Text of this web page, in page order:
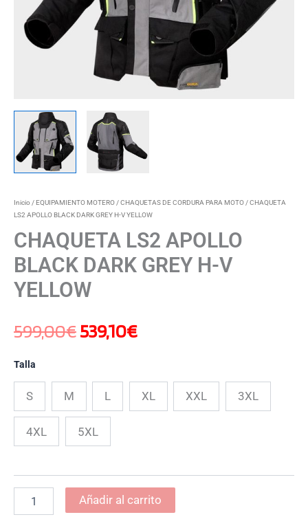
Inicio /EQUIPAMIENTO MOTERO /CHAQUETAS DE CORDURA PARA MOTO / CHAQUETA
LS2 APOLLO BLACK DARK GREY H-V YELLOW
CHAQUETA LS2 APOLLO
BLACK DARK GREY H-V
YELLOW
599,00€539,10€
Talla
S M L XL XXL 3XL
4XL 5XL
Añadir al carrito